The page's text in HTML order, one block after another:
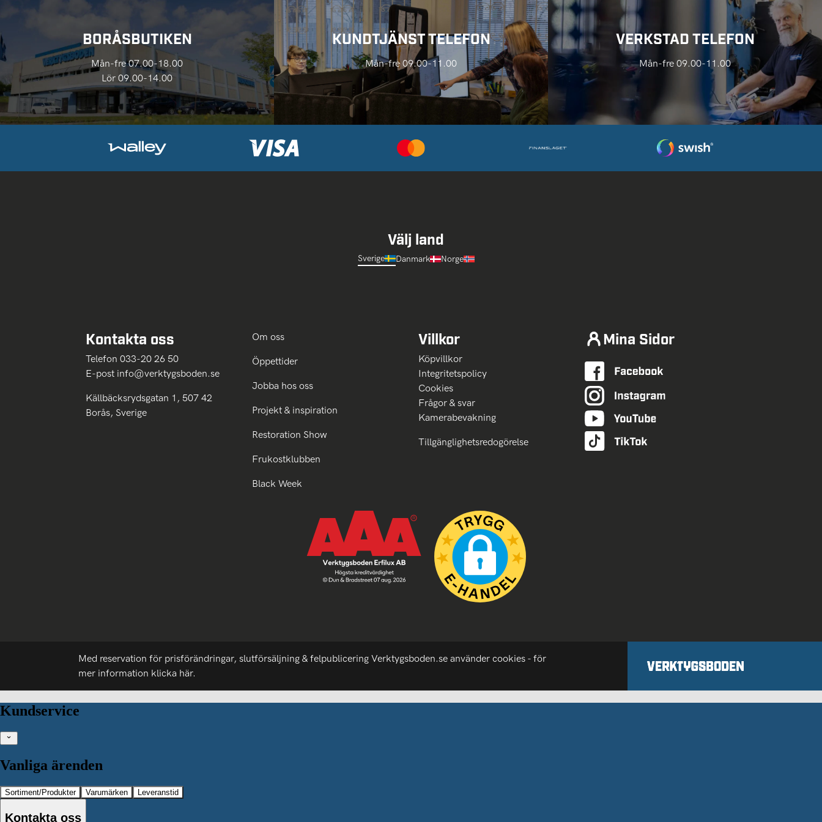
BORÅSBUTIKEN
Mån-fre 07.00-18.00
Lör 09.00-14.00
KUNDTJÄNST TELEFON
Mån-fre 09.00-11.00
VERKSTAD TELEFON
Mån-fre 09.00-11.00
Välj land
Sverige Danmark Norge
Kontakta oss
Telefon 033-20 26 50
E-post info@verktygsboden.se
Källbäcksrydsgatan 1, 507 42
Borås, Sverige
Om oss
Öppettider
Jobba hos oss
Projekt & inspiration
Restoration Show
Frukostklubben
Black Week
Villkor
Köpvillkor
Integritetspolicy
Cookies
Frågor & svar
Kamerabevakning
Tillgänglighetsredogörelse
Mina Sidor
Med reservation för prisförändringar, slutförsäljning & felpublicering Verktygsboden.se använder cookies - för
mer information klicka här.